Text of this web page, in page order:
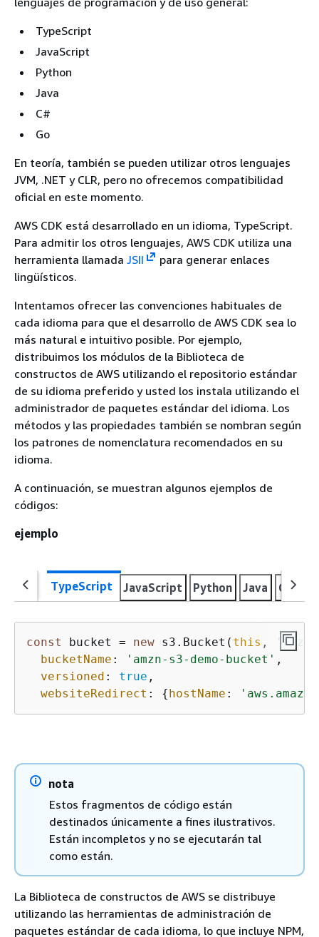
TypeScript
JavaScript
Python
Java
C#
Go
En teoría, también se pueden utilizar otros lenguajes
JVM, .NET y CLR, pero no ofrecemos compatibilidad
oficial en este momento.
AWS CDK está desarrollado en un idioma, TypeScript.
Para admitir los otros lenguajes, AWS CDK utiliza una
herramienta llamada JSII
para generar enlaces
lingüísticos.
Intentamos ofrecer las convenciones habituales de
cada idioma para que el desarrollo de AWS CDK sea lo
más natural e intuitivo posible. Por ejemplo,
distribuimos los módulos de la Biblioteca de
constructos de AWS utilizando el repositorio estándar
de su idioma preferido y usted los instala utilizando el
administrador de paquetes estándar del idioma. Los
métodos y las propiedades también se nombran según
los patrones de nomenclatura recomendados en su
idioma.
A continuación, se muestran algunos ejemplos de
códigos:
ejemplo
TypeScript JavaScript Python Java C#
const bucket = new s3.Bucket( this ,
bucketName : 'amzn-s3-demo-bucket' ,
versioned : true ,
websiteRedirect : {hostName :
nota
Estos fragmentos de código están
destinados únicamente a fines ilustrativos.
Están incompletos y no se ejecutarán tal
como están.
La Biblioteca de constructos de AWS se distribuye
utilizando las herramientas de administración de
paquetes estándar de cada idioma, lo que incluye NPM,